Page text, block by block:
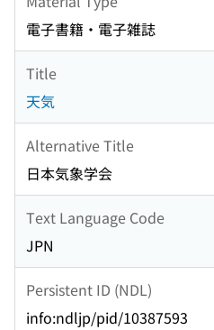
ビーナー募集 日本地球惑星
象学会主催セッションの提
象学会および関連学会行事
2015年5月 今月のひまわり
海で再発達した台風第6号
(気候情報) 2015年5月の大
候情報) 第10回航空気象研究
知らせ 第13回天気予報研究
知らせ 近未来予測(新用語
(PDO)(新用語解説) 2015年
象学会および関連学会行事
会誌気象集誌第93巻第3号
編集委員会だより 一般財団
未来をの会「第36回猿橋賞
知らせ 新刊図書案内 編集後
特性評価(調査ノート) 研究
実態・予測・災害軽減に関
究会報告) ファーストエコー
用語解説) 「フィールド映像
慈・村尾静二編, 古今書院,
円(本体価格), ISBN978-4-
Air Damming(新用語解説)
暖化入門」開講のお知らせ
日本気象学会および関連学
裏表紙
電子書籍・電子雑誌
Title
天気
Alternative Title
日本気象学会
Text Language Code
JPN
Persistent ID (NDL)
info:ndljp/pid/10387593